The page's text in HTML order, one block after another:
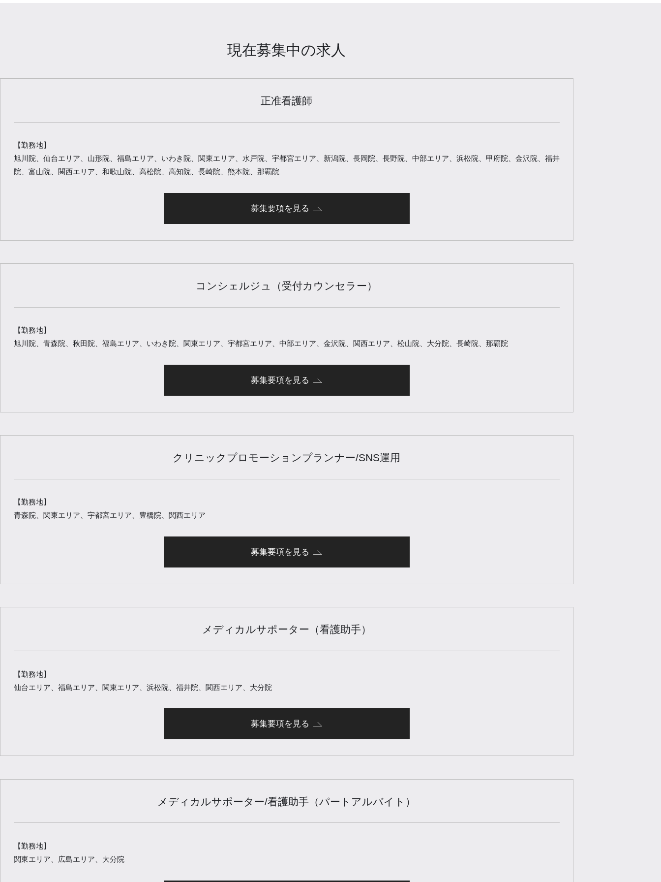
現在募集中の求人
正准看護師
【勤務地】
旭川院、仙台エリア、山形院、福島エリア、いわき院、関東エリア、水戸院、宇都宮エリア、新潟院、長岡院、長野院、中部エリア、浜松院、甲府院、金沢院、福井
院、富山院、関西エリア、和歌山院、高松院、高知院、長崎院、熊本院、那覇院
募集要項を見る
コンシェルジュ（受付カウンセラー）
【勤務地】
旭川院、青森院、秋田院、福島エリア、いわき院、関東エリア、宇都宮エリア、中部エリア、金沢院、関西エリア、松山院、大分院、長崎院、那覇院
募集要項を見る
クリニックプロモーションプランナー/SNS運用
【勤務地】
青森院、関東エリア、宇都宮エリア、豊橋院、関西エリア
募集要項を見る
メディカルサポーター（看護助手）
【勤務地】
仙台エリア、福島エリア、関東エリア、浜松院、福井院、関西エリア、大分院
募集要項を見る
メディカルサポーター/看護助手（パートアルバイト）
【勤務地】
関東エリア、広島エリア、大分院